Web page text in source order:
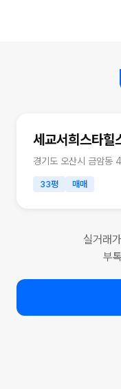
세교서희스타힐
경기도 오산시 금암동
33평 매매
실거래
부